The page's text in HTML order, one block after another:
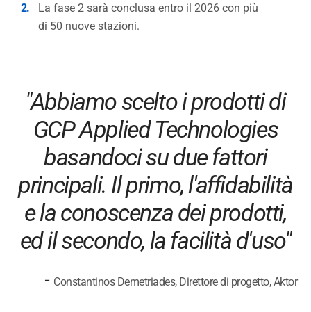
La fase 2 sarà conclusa entro il 2026 con più
di 50 nuove stazioni.
"Abbiamo scelto i prodotti di
GCP Applied Technologies
basandoci su due fattori
principali. Il primo, l'affidabilità
e la conoscenza dei prodotti,
ed il secondo, la facilità d'uso"
- Constantinos Demetriades, Direttore di progetto, Aktor